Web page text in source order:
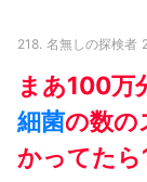
218. 名無しの探検者
まあ100万
細菌の数の
かってたら